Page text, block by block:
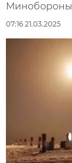
Минобороны
07:16 21.03.2025